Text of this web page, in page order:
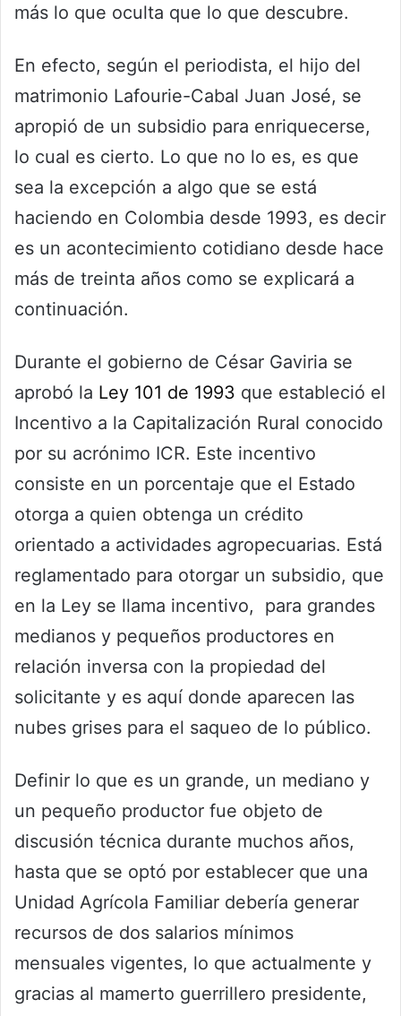
más lo que oculta que lo que descubre.
En efecto, según el periodista, el hijo del
matrimonio Lafourie-Cabal Juan José, se
apropió de un subsidio para enriquecerse,
lo cual es cierto. Lo que no lo es, es que
sea la excepción a algo que se está
haciendo en Colombia desde 1993, es decir
es un acontecimiento cotidiano desde hace
más de treinta años como se explicará a
continuación.
Durante el gobierno de César Gaviria se
aprobó la Ley 101 de 1993 que estableció el
Incentivo a la Capitalización Rural conocido
por su acrónimo ICR. Este incentivo
consiste en un porcentaje que el Estado
otorga a quien obtenga un crédito
orientado a actividades agropecuarias. Está
reglamentado para otorgar un subsidio, que
en la Ley se llama incentivo, para grandes
medianos y pequeños productores en
relación inversa con la propiedad del
solicitante y es aquí donde aparecen las
nubes grises para el saqueo de lo público.
Definir lo que es un grande, un mediano y
un pequeño productor fue objeto de
discusión técnica durante muchos años,
hasta que se optó por establecer que una
Unidad Agrícola Familiar debería generar
recursos de dos salarios mínimos
mensuales vigentes, lo que actualmente y
gracias al mamerto guerrillero presidente,